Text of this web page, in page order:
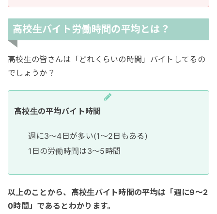
高校生バイト労働時間の平均とは？
高校生の皆さんは「どれくらいの時間」バイトしてるの
でしょうか？
高校生の平均バイト時間
週に3〜4日が多い(1〜2日もある)
1日の労働時間は3〜5時間
以上のことから、高校生バイト時間の平均は「週に9〜2
0時間」であるとわかります。